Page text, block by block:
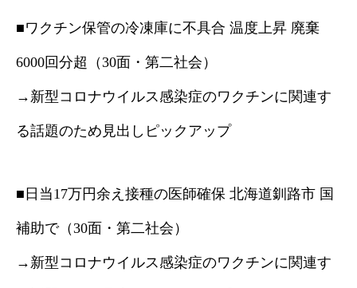
■ワクチン保管の冷凍庫に不具合 温度上昇 廃棄
6000回分超（30面・第二社会）
→新型コロナウイルス感染症のワクチンに関連す
る話題のため見出しピックアップ
■日当17万円余え接種の医師確保 北海道釧路市 国
補助で（30面・第二社会）
→新型コロナウイルス感染症のワクチンに関連す